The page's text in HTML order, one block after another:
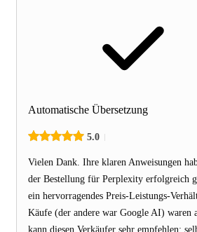
Automatische Übersetzung
5.0
Vielen Dank. Ihre klaren Anweisungen
der Bestellung für Perplexity erfolgreich
ein hervorragendes Preis-Leistungs-
Käufe (der andere war Google AI) waren
kann diesen Verkäufer sehr empfehlen;